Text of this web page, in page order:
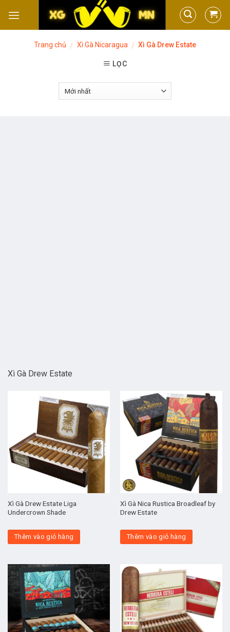
content
Trang chủ / Xì Gà Nicaragua / Xì Gà Drew Estate
LỌC
Xì Gà Drew Estate
Xì Gà Drew Estate Liga
Undercrown Shade
Thêm vào giỏ hàng
Xì Gà Nica Rustica Broadleaf by
Drew Estate
Thêm vào giỏ hàng